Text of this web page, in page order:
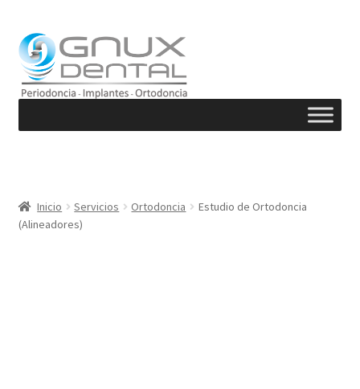
Ir
a
la
navegación
Ir
al
contenido
Inicio Servicios Ortodoncia
Estudio de Ortodoncia
(Alineadores)